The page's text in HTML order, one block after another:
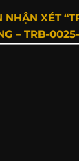
XÉT
– TRB-